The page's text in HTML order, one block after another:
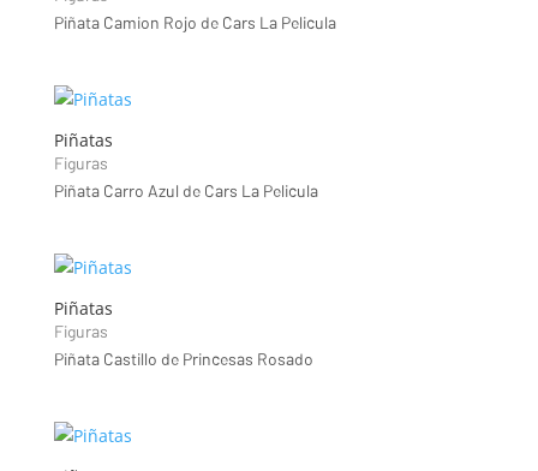
Piñata Camion Rojo de Cars La Pelicula
Piñatas
Figuras
Piñata Carro Azul de Cars La Pelicula
Piñatas
Figuras
Piñata Castillo de Princesas Rosado